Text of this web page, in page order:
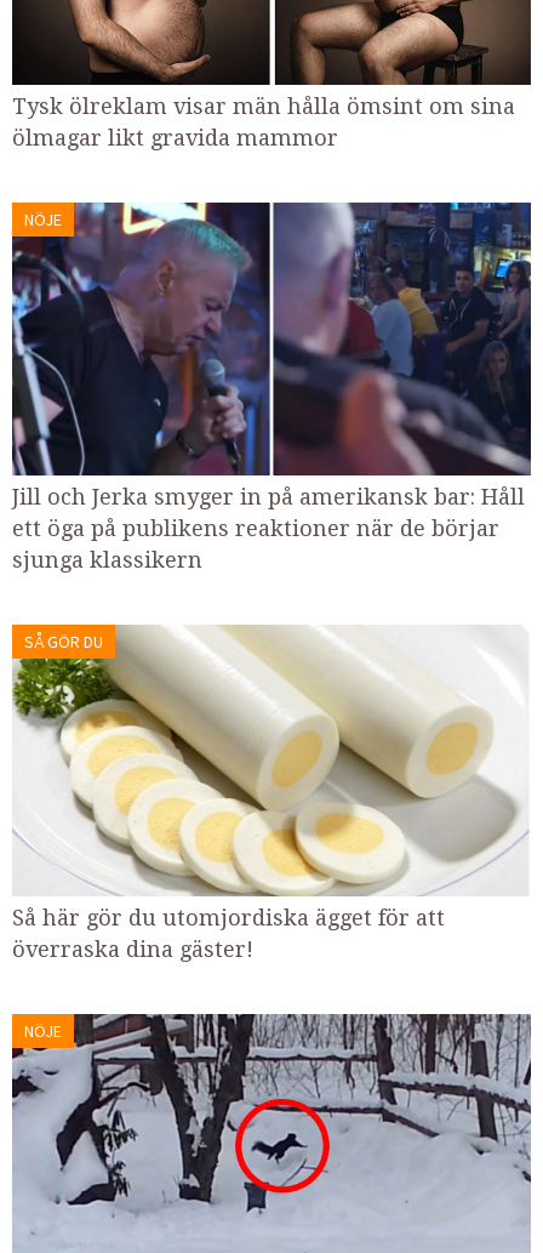
Tysk ölreklam visar män hålla ömsint om sina
ölmagar likt gravida mammor
NÖJE
Jill och Jerka smyger in på amerikansk bar: Håll
ett öga på publikens reaktioner när de börjar
sjunga klassikern
SÅ GÖR DU
Så här gör du utomjordiska ägget för att
överraska dina gäster!
NÖJE